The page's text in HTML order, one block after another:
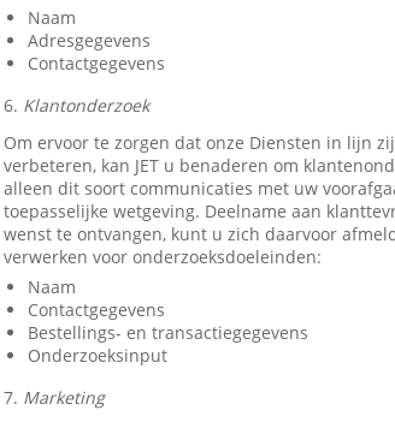
Naam
Adresgegevens
Contactgegevens
6. Klantonderzoek
Om ervoor te zorgen dat onze Diensten in lijn
verbeteren, kan JET u benaderen om
alleen dit soort communicaties met uw
toepasselijke wetgeving. Deelname aan
wenst te ontvangen, kunt u zich daarvoor
verwerken voor onderzoeksdoeleinden:
Naam
Contactgegevens
Bestellings- en transactiegegevens
Onderzoeksinput
7. Marketing